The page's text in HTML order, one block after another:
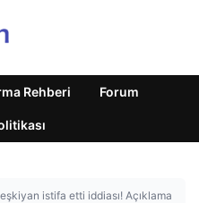
Rehberi Forum
istifa etti iddiası! Açıklama